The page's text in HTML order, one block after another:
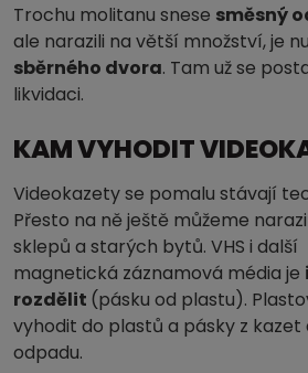
Trochu molitanu snese směsný
ale narazili na větší množství, je
sběrného dvora. Tam už se
likvidaci.
KAM VYHODIT
Videokazety se pomalu stávají
Přesto na ně ještě můžeme
sklepů a starých bytů. VHS i další
magnetická záznamová média je
rozdělit (pásku od plastu).
vyhodit do plastů a pásky z kazet
odpadu.